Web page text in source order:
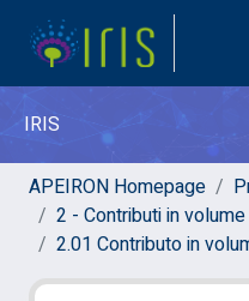
IRIS
APEIRON Homepage
2 - Contributi in volume
2.01 Contributo in